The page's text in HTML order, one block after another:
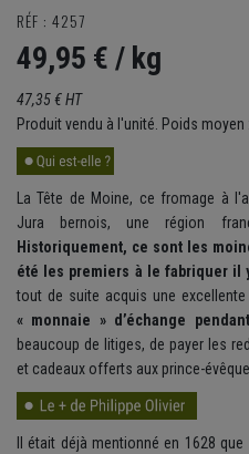
RÉF : 4257
49,95 € / kg
47,35 € HT
Produit vendu à l'unité. Poids moyen
La Tête de Moine, ce fromage à
Jura bernois, une région
Historiquement, ce sont les
été les premiers à le fabriquer il
tout de suite acquis une excellente
« monnaie » d’échange
beaucoup de litiges, de payer les
et cadeaux offerts aux prince-
Il était déjà mentionné en 1628 que